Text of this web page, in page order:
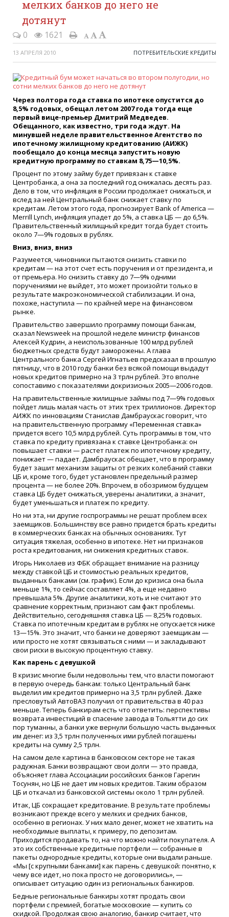
мелких банков до него не
дотянут
0 1621
13 АПРЕЛЯ 2010 ПОТРЕБИТЕЛЬСКИЕ КРЕДИТЫ
Через полтора года ставка по ипотеке опустится до
8,5% годовых, обещал летом 2007 года тогда еще
первый вице-премьер Дмитрий Медведев.
Обещанного, как известно, три года ждут. На
минувшей неделе правительственное Агентство по
ипотечному жилищному кредитованию (АИЖК)
пообещало до конца месяца запустить новую
кредитную программу по ставкам 8,75—10,5%.
Процент по этому займу будет привязан к ставке
Центробанка, а она за последний год снижалась десять раз.
Дело в том, что инфляция в России продолжает снижаться, и
вслед за ней Центральный банк снижает ставку по
кредитам. Летом этого года, прогнозирует Bank of America —
Merrill Lynch, инфляция упадет до 5%, а ставка ЦБ — до 6,5%.
Правительственный жилищный кредит тогда будет стоить
около 7—9% годовых в рублях.
Вниз, вниз, вниз
Разумеется, чиновники пытаются снизить ставки по
кредитам — на этот счет есть поручения и от президента, и
от премьера. Но снизить ставку до 7—9% одними
поручениями не выйдет, это может произойти только в
результате макроэкономической стабилизации. И она,
похоже, наступила — по крайней мере на финансовом
рынке.
Правительство завершило программу помощи банкам,
сказал Newsweek на прошлой неделе министр финансов
Алексей Кудрин, а неиспользованные 100 млрд рублей
бюджетных средств будут заморожены. А глава
Центрального банка Сергей Игнатьев предсказал в прошлую
пятницу, что в 2010 году банки без всякой помощи выдадут
новых кредитов примерно на 3 трлн рублей. Это вполне
сопоставимо с показателями докризисных 2005—2006 годов.
На правительственные жилищные займы под 7—9% годовых
пойдет лишь малая часть от этих трех триллионов. Директор
АИЖК по инновациям Станислав Дамбраускас говорит, что
на правительственную программу «Переменная ставка»
придется всего 10,5 млрд рублей. Суть программы в том, что
ставка по кредиту привязана к ставке Центробанка: он
повышает ставки — растет платеж по ипотечному кредиту,
понижает — падает. Дамбраускас обещает, что в программу
будет зашит механизм защиты от резких колебаний ставки
ЦБ и, кроме того, будет установлен предельный размер
процента — не более 20%. Впрочем, в обозримом будущем
ставка ЦБ будет снижаться, уверены аналитики, а значит,
будет уменьшаться и платеж по кредиту.
Но ни эта, ни другие госпрограммы не решат проблем всех
заемщиков. Большинству все равно придется брать кредиты
в коммерческих банках на обычных основаниях. Тут
ситуация тяжелая, особенно в ипотеке. Нет ни признаков
роста кредитования, ни снижения кредитных ставок.
Игорь Николаев из ФБК обращает внимание на разницу
между ставкой ЦБ и стоимостью реальных кредитов,
выданных банками (см. график). Если до кризиса она была
меньше 1%, то сейчас составляет 4%, а еще недавно
превышала 5%. Другие аналитики, хоть и не считают это
сравнение корректным, признают сам факт проблемы.
Действительно, сегодняшняя ставка ЦБ — 8,25% годовых.
Ставка по ипотечным кредитам в рублях не опускается ниже
13—15%. Это значит, что банки не доверяют заемщикам —
или просто не хотят связываться с ними — и закладывают
свои риски в высокую процентную ставку.
Как парень с девушкой
В кризис многие были недовольны тем, что власти помогают
в первую очередь банкам: только Центральный банк
выделил им кредитов примерно на 3,5 трлн рублей. Даже
пресловутый АвтоВАЗ получил от правительства в 40 раз
меньше. Теперь банкирам есть что ответить: перспективы
возврата инвестиций в спасение завода в Тольятти до сих
пор туманны, а банки уже вернули большую часть выданных
им денег: из 3,5 трлн полученных ими рублей погашены
кредиты на сумму 2,5 трлн.
На самом деле картина в банковском секторе не такая
радужная. Банки возвращают свои долги — это правда,
объясняет глава Ассоциации российских банков Гарегин
Тосунян, но ЦБ не дает им новых кредитов. Таким образом
ЦБ и откачал из банковской системы около 1 трлн рублей.
Итак, ЦБ сокращает кредитование. В результате проблемы
возникают прежде всего у мелких и средних банков,
особенно в регионах. У них мало денег, может не хватить на
необходимые выплаты, к примеру, по депозитам.
Приходится продавать то, на что можно найти покупателя. А
это их собственные кредитные портфели — собранные в
пакеты однородные кредиты, которые они выдали раньше.
«Мы [с крупными банками] как парень с девушкой: понятно, к
чему все идет, но пока просто не договорились», —
описывает ситуацию один из региональных банкиров.
Бедные региональные банкиры хотят продать свои
портфели с премией, богатые московские — купить со
скидкой. Продолжая свою аналогию, банкир считает, что